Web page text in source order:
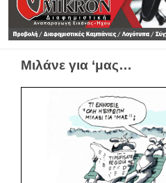
Μιλάνε για ‘μας…